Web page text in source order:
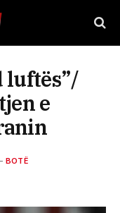
luftës”/
e
BOTË